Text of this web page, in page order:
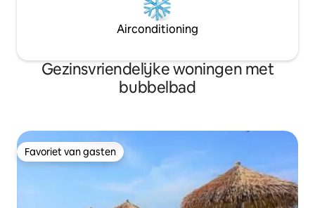
Airconditioning
Gezinsvriendelijke woningen met
bubbelbad
Favoriet van gasten
Favoriet van gasten